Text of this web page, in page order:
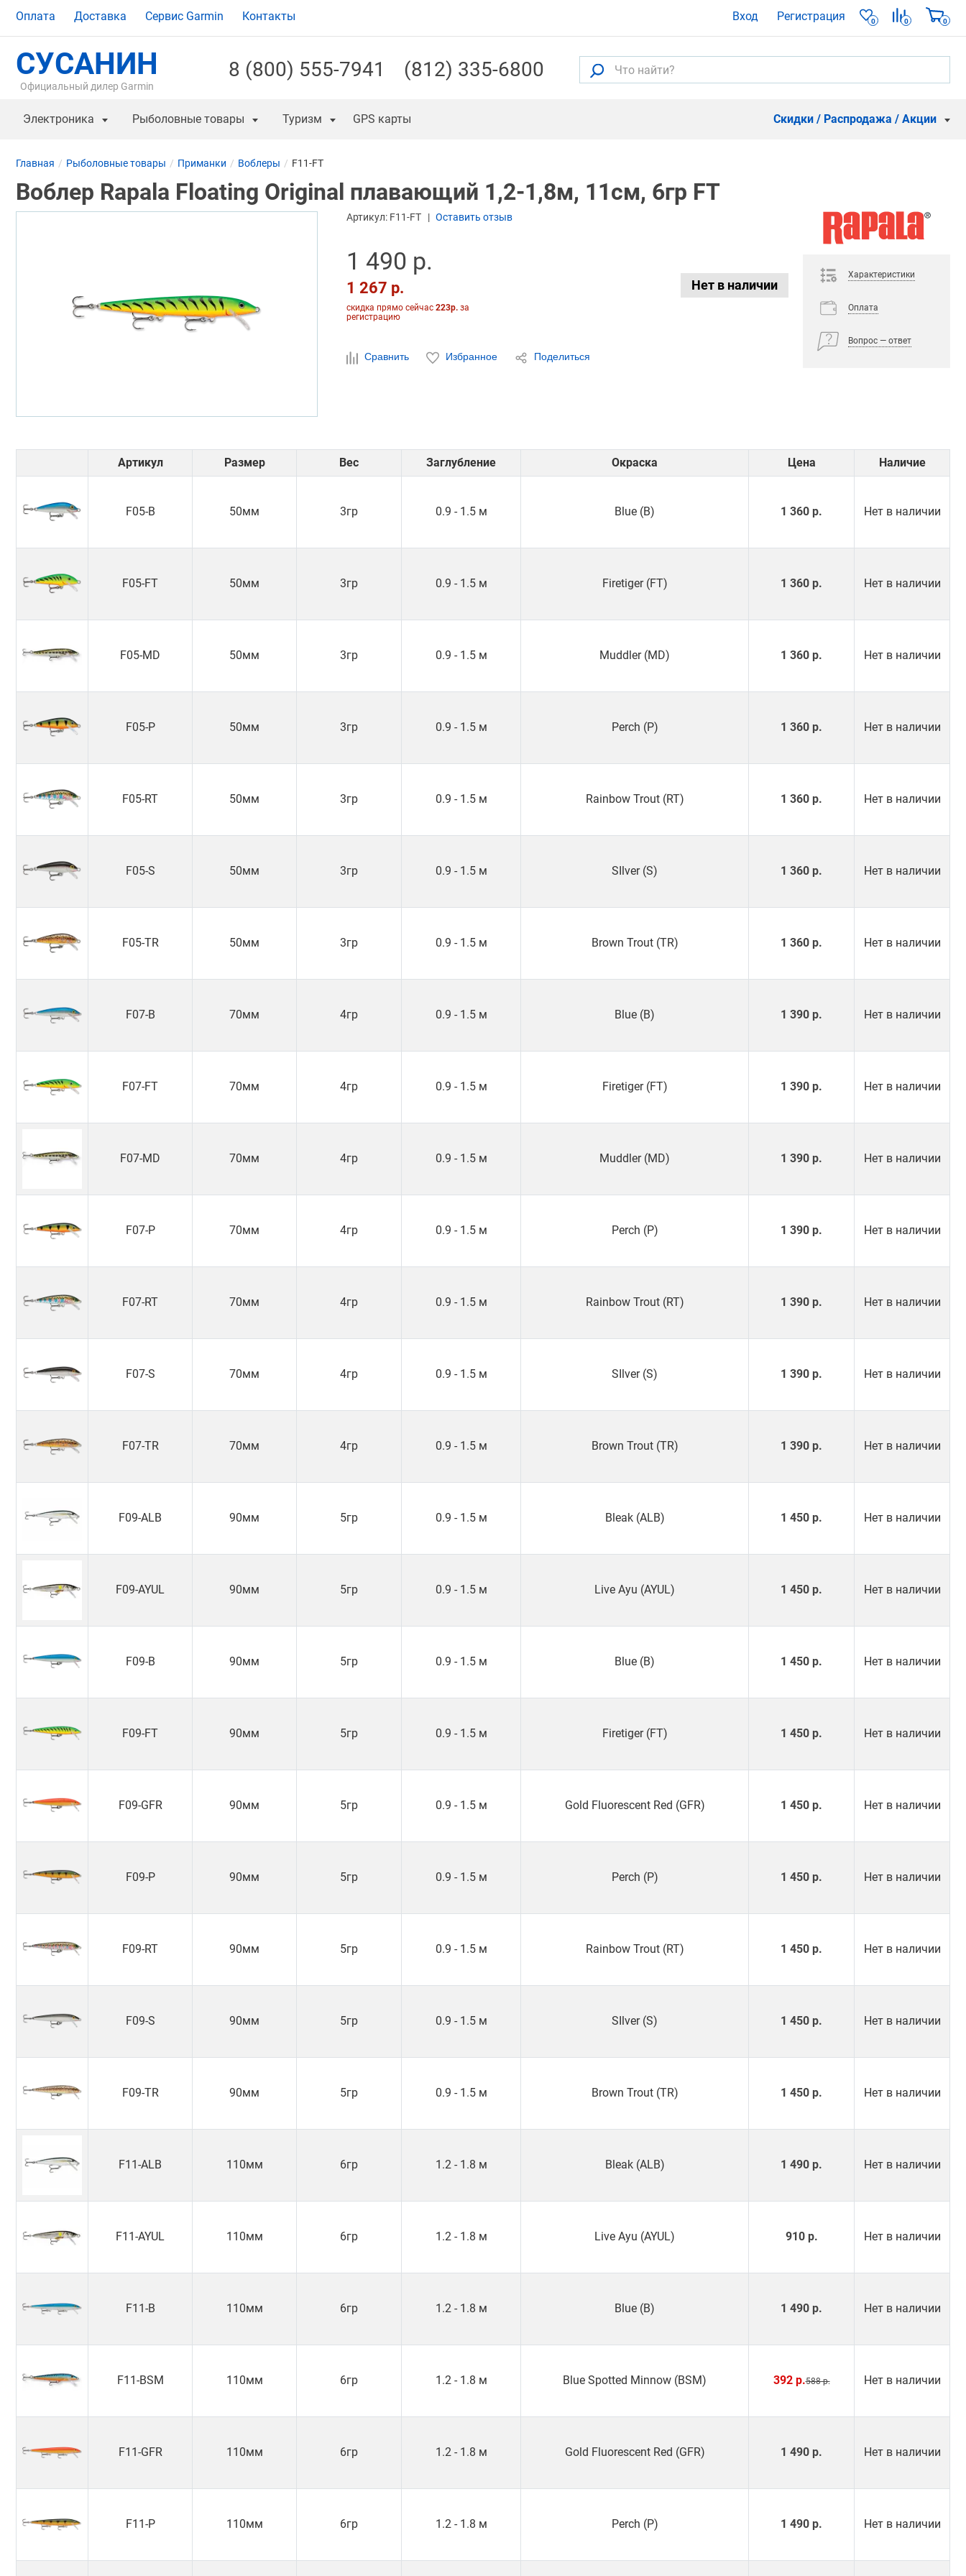
Оплата Доставка Сервис Garmin Контакты Вход Регистрация 0 0 0
СУСАНИН
Официальный дилер Garmin
8 (800) 555-7941 (812) 335-6800
Электроника Рыболовные товары Туризм GPS карты Скидки / Распродажа / Акции
Главная Рыболовные товары Приманки Воблеры F11-FT
Воблер Rapala Floating Original плавающий 1,2-1,8м, 11см, 6гр FT
Артикул: F11-FT Оставить отзыв
1 490 р.
1 267 р.
скидка прямо сейчас 223р. за
регистрацию
Нет в наличии
Сравнить Избранное Поделиться
Характеристики
Оплата
Вопрос — ответ
Артикул Размер Вес Заглубление Окраска Цена Наличие
F05-B 50мм 3гр 0.9 - 1.5 м Blue (B) 1 360 р. Нет в наличии
F05-FT 50мм 3гр 0.9 - 1.5 м Firetiger (FT) 1 360 р. Нет в наличии
F05-MD 50мм 3гр 0.9 - 1.5 м Muddler (MD) 1 360 р. Нет в наличии
F05-P 50мм 3гр 0.9 - 1.5 м Perch (P) 1 360 р. Нет в наличии
F05-RT 50мм 3гр 0.9 - 1.5 м Rainbow Trout (RT) 1 360 р. Нет в наличии
F05-S 50мм 3гр 0.9 - 1.5 м SIlver (S) 1 360 р. Нет в наличии
F05-TR 50мм 3гр 0.9 - 1.5 м Brown Trout (TR) 1 360 р. Нет в наличии
F07-B 70мм 4гр 0.9 - 1.5 м Blue (B) 1 390 р. Нет в наличии
F07-FT 70мм 4гр 0.9 - 1.5 м Firetiger (FT) 1 390 р. Нет в наличии
F07-MD 70мм 4гр 0.9 - 1.5 м Muddler (MD) 1 390 р. Нет в наличии
F07-P 70мм 4гр 0.9 - 1.5 м Perch (P) 1 390 р. Нет в наличии
F07-RT 70мм 4гр 0.9 - 1.5 м Rainbow Trout (RT) 1 390 р. Нет в наличии
F07-S 70мм 4гр 0.9 - 1.5 м SIlver (S) 1 390 р. Нет в наличии
F07-TR 70мм 4гр 0.9 - 1.5 м Brown Trout (TR) 1 390 р. Нет в наличии
F09-ALB 90мм 5гр 0.9 - 1.5 м Bleak (ALB) 1 450 р. Нет в наличии
F09-AYUL 90мм 5гр 0.9 - 1.5 м Live Ayu (AYUL) 1 450 р. Нет в наличии
F09-B 90мм 5гр 0.9 - 1.5 м Blue (B) 1 450 р. Нет в наличии
F09-FT 90мм 5гр 0.9 - 1.5 м Firetiger (FT) 1 450 р. Нет в наличии
F09-GFR 90мм 5гр 0.9 - 1.5 м Gold Fluorescent Red (GFR) 1 450 р. Нет в наличии
F09-P 90мм 5гр 0.9 - 1.5 м Perch (P) 1 450 р. Нет в наличии
F09-RT 90мм 5гр 0.9 - 1.5 м Rainbow Trout (RT) 1 450 р. Нет в наличии
F09-S 90мм 5гр 0.9 - 1.5 м SIlver (S) 1 450 р. Нет в наличии
F09-TR 90мм 5гр 0.9 - 1.5 м Brown Trout (TR) 1 450 р. Нет в наличии
F11-ALB 110мм 6гр 1.2 - 1.8 м Bleak (ALB) 1 490 р. Нет в наличии
F11-AYUL 110мм 6гр 1.2 - 1.8 м Live Ayu (AYUL) 910 р. Нет в наличии
F11-B 110мм 6гр 1.2 - 1.8 м Blue (B) 1 490 р. Нет в наличии
F11-BSM 110мм 6гр 1.2 - 1.8 м Blue Spotted Minnow (BSM) 392 р.588 р. Нет в наличии
F11-GFR 110мм 6гр 1.2 - 1.8 м Gold Fluorescent Red (GFR) 1 490 р. Нет в наличии
F11-P 110мм 6гр 1.2 - 1.8 м Perch (P) 1 490 р. Нет в наличии